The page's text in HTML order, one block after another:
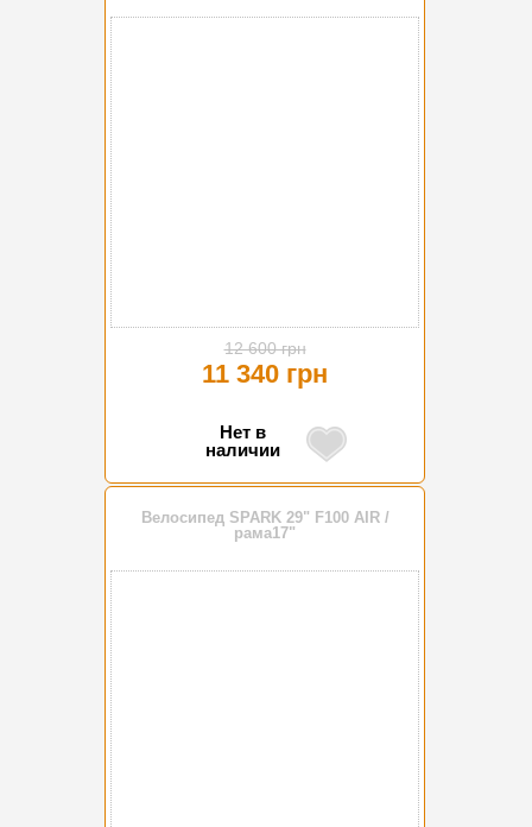
12 600 грн
11 340 грн
Нет в
наличии
Велосипед SPARK 29" F100 AIR /
рама17"